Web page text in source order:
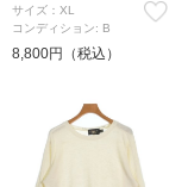
サイズ：XL
コンディション: B
8,800円（税込）